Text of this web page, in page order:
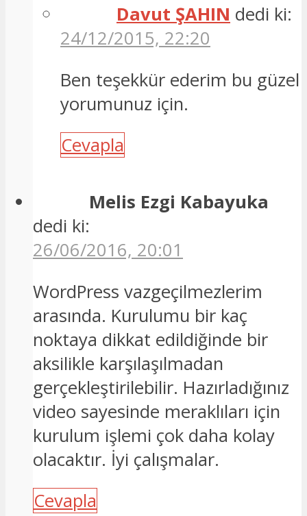
Davut ŞAHIN dedi ki:
24/12/2015, 22:20
Ben teşekkür ederim bu güzel
yorumunuz için.
Cevapla
Melis Ezgi Kabayuka
dedi ki:
26/06/2016, 20:01
WordPress vazgeçilmezlerim
arasında. Kurulumu bir kaç
noktaya dikkat edildiğinde bir
aksilikle karşılaşılmadan
gerçekleştirilebilir. Hazırladığınız
video sayesinde meraklıları için
kurulum işlemi çok daha kolay
olacaktır. İyi çalışmalar.
Cevapla